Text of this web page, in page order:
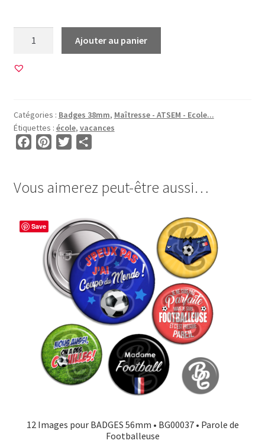
20
38mm
•
BG00040
L'école
est
Ajouter au panier
Catégories : Badges 38mm, Maîtresse - ATSEM - Ecole...
Étiquettes : école, vacances
e
o
o
t
e
s
t
t
e
r
t
g
e
r
Vous aimerez peut-être aussi…
Save
12 Images pour BADGES 56mm • BG00037 • Parole de
Footballeuse